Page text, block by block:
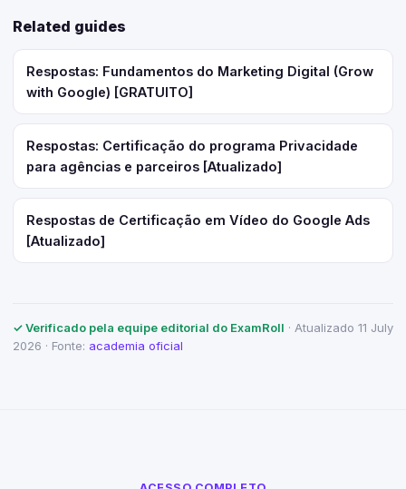
Related guides
Respostas: Fundamentos do Marketing Digital (Grow
with Google) [GRATUITO]
Respostas: Certificação do programa Privacidade
para agências e parceiros [Atualizado]
Respostas de Certificação em Vídeo do Google Ads
[Atualizado]
✓ Verificado pela equipe editorial do ExamRoll · Atualizado 11 July
2026 · Fonte: academia oficial